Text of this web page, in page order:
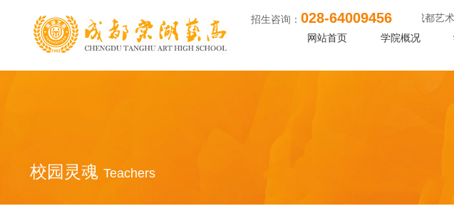
网站首页 学院概况
招生咨询： 028-64009456
找成都高中艺术学校的艺体生们看过来！找成都艺
校园灵魂 Teachers